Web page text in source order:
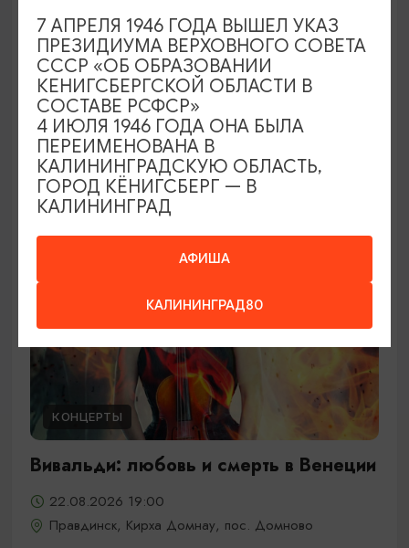
Концерт органной музыки: от Баха до
Queen («Квин»)
21.08.2026 - 26.08.2026, 19:00
Калининград, Калининградская областная
филармония им. Е.Ф. Светланова
ОТ 2500₽
КОНЦЕРТЫ
Вивальди: любовь и смерть в Венеции
22.08.2026 19:00
Правдинск, Кирха Домнау, пос. Домново
АФИША
КАЛИНИНГРАД80
7 АПРЕЛЯ 1946 ГОДА ВЫШЕЛ УКАЗ
ПРЕЗИДИУМА ВЕРХОВНОГО СОВЕТА
СССР «ОБ ОБРАЗОВАНИИ
КЕНИГСБЕРГСКОЙ ОБЛАСТИ В
СОСТАВЕ РСФСР»
4 ИЮЛЯ 1946 ГОДА ОНА БЫЛА
ПЕРЕИМЕНОВАНА В
КАЛИНИНГРАДСКУЮ ОБЛАСТЬ,
ГОРОД КЁНИГСБЕРГ — В
КАЛИНИНГРАД